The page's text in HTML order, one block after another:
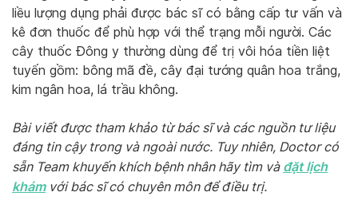
liều lượng dụng phải được bác sĩ có bằng cấp tư vấn và
kê đơn thuốc để phù hợp với thể trạng mỗi người. Các
cây thuốc Đông y thường dùng để trị vôi hóa tiền liệt
tuyến gồm: bông mã đề, cây đại tướng quân hoa trắng,
kim ngân hoa, lá trầu không.
Bài viết được tham khảo từ bác sĩ và các nguồn tư liệu
đáng tin cậy trong và ngoài nước. Tuy nhiên, Doctor có
sẵn Team khuyến khích bệnh nhân hãy tìm và đặt lịch
khámvới bác sĩ có chuyên môn để điều trị.